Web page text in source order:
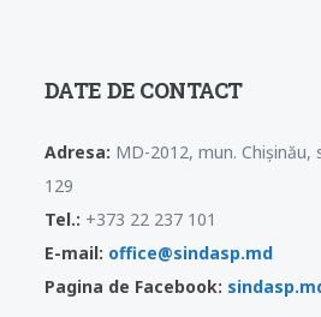
DATE DE CONTACT
Adresa: MD-2012, mun. Chișinău,
129
Tel.: +373 22 237 101
E-mail: office@sindasp.md
Pagina de Facebook: